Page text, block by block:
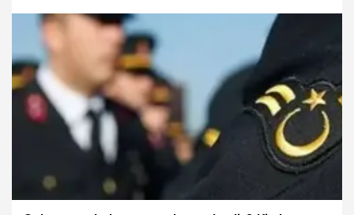
profesyonel olarak sürdürmek isteyen pek çok kişi, uzman
çavuş olmanın şartlarını detaylı bir şekilde araştırıyor.
19.10.2025 Çalışma Hayatı